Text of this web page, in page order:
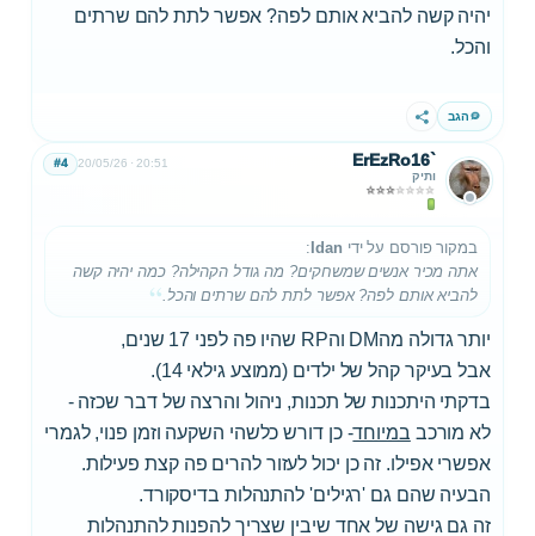
יהיה קשה להביא אותם לפה? אפשר לתת להם שרתים
והכל.
הגב שתף
ErEzRo16`
ותיק
20/05/26 20:51
#4
במקור פורסם על ידי Idan
:
אתה מכיר אנשים שמשחקים? מה גודל הקהילה? כמה יהיה קשה
להביא אותם לפה? אפשר לתת להם שרתים והכל.
יותר גדולה מהDM והRP שהיו פה לפני 17 שנים,
אבל בעיקר קהל של ילדים (ממוצע גילאי 14).
בדקתי היתכנות של תכנות, ניהול והרצה של דבר שכזה -
לא מורכב במיוחד- כן דורש כלשהי השקעה וזמן פנוי, לגמרי
אפשרי אפילו. זה כן יכול לעזור להרים פה קצת פעילות.
הבעיה שהם גם 'רגילים' להתנהלות בדיסקורד.
זה גם גישה של אחד שיבין שצריך להפנות להתנהלות